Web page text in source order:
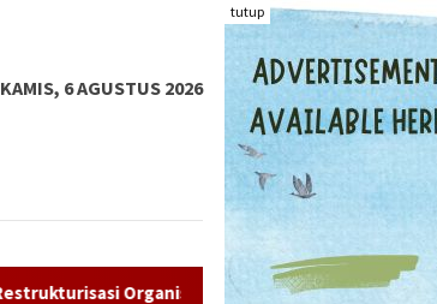
tutup
KAMIS, 6 AGUSTUS 2026
OJK: Aset Industri Keuangan Syariah Tembus